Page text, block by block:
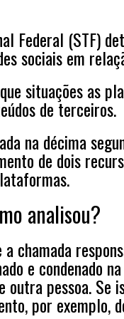
Federal (STF)
sociais em
situações as
de terceiros.
na décima
de dois
analisou?
chamada
e condenado
outra pessoa.
por exemplo,